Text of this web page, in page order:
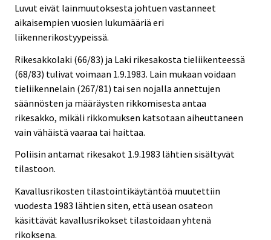
Luvut eivät lainmuutoksesta johtuen vastanneet
aikaisempien vuosien lukumääriä eri
liikennerikostyypeissä.
Rikesakkolaki (66/83) ja Laki rikesakosta tieliikenteessä
(68/83) tulivat voimaan 1.9.1983. Lain mukaan voidaan
tieliikennelain (267/81) tai sen nojalla annettujen
säännösten ja määräysten rikkomisesta antaa
rikesakko, mikäli rikkomuksen katsotaan aiheuttaneen
vain vähäistä vaaraa tai haittaa.
Poliisin antamat rikesakot 1.9.1983 lähtien sisältyvät
tilastoon.
Kavallusrikosten tilastointikäytäntöä muutettiin
vuodesta 1983 lähtien siten, että usean osateon
käsittävät kavallusrikokset tilastoidaan yhtenä
rikoksena.